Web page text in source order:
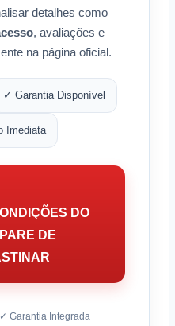
detalhes como
, avaliações e
na página oficial.
✓ Garantia Disponível
Imediata
DO
DE
✓ Garantia Integrada